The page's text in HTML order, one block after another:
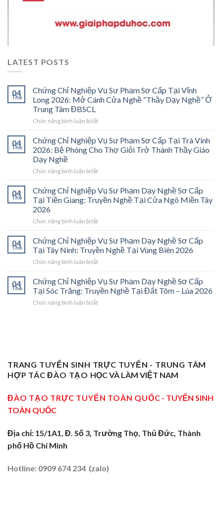
LATEST POSTS
04
Th6
Chứng Chỉ Nghiệp Vụ Sư Phạm Sơ Cấp Tại Vĩnh
Long 2026: Mở Cánh Cửa Nghề “Thầy Dạy Nghề” Ở
Trung Tâm ĐBSCL
Chức năng bình luận bị tắtở
Chỉ
Nghiệp
Vụ
Phạm
Cấp
Tại
Vĩnh
2026:
Cánh
Cửa
“Thầy
Nghề”
Ở
Tâm
04
Th6
Chứng Chỉ Nghiệp Vụ Sư Phạm Sơ Cấp Tại Trà Vinh
2026: Bệ Phóng Cho Thợ Giỏi Trở Thành Thầy Giáo
Dạy Nghề
Chức năng bình luận bị tắtở
Chỉ
Nghiệp
Vụ
Phạm
Cấp
Tại
Trà
Vinh
Bệ
Phóng
Cho
Thợ
Nghề
04
Th6
Chứng Chỉ Nghiệp Vụ Sư Phạm Dạy Nghề Sơ Cấp
Tại Tiền Giang: Truyền Nghề Tại Cửa Ngõ Miền Tây
2026
Chức năng bình luận bị tắtở
Chỉ
Nghiệp
Vụ
Sư
Dạy
Nghề
Sơ
Cấp
Cửa
Ngõ
Miền
2026
04
Th6
Chứng Chỉ Nghiệp Vụ Sư Phạm Dạy Nghề Sơ Cấp
Tại Tây Ninh: Truyền Nghề Tại Vùng Biên 2026
Chức năng bình luận bị tắtở
Chỉ
Nghiệp
Vụ
Sư
Tây
Ninh:
Truyền
Tại
04
Th6
Chứng Chỉ Nghiệp Vụ Sư Phạm Dạy Nghề Sơ Cấp
Tại Sóc Trăng: Truyền Nghề Tại Đất Tôm – Lúa 2026
Chức năng bình luận bị tắtở
Dạy
Nghề
Sơ
Tại
Nghề
Tại
Lúa
TRANG TUYỂN SINH TRỰC TUYẾN - TRUNG TÂM
HỢP TÁC ĐÀO TẠO HỌC VÀ LÀM VIỆT NAM
ĐÀO TẠO TRỰC TUYẾN TOÀN QUỐC - TUYỂN SINH
TOÀN QUỐC
Địa chỉ: 15/1A1, Đ. Số 3, Trường Thọ, Thủ Đức, Thành
phố Hồ Chí Minh
Hotline: 0909 674 234 (zalo)